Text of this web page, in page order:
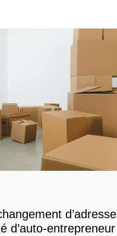
d’adresse
d’auto-entrepreneur